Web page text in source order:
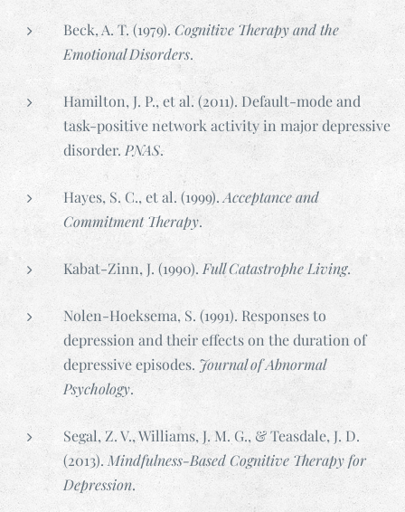
Beck, A. T. (1979). Cognitive Therapy and the
Emotional Disorders.
Hamilton, J. P., et al. (2011). Default-mode and
task-positive network activity in major depressive
disorder. PNAS.
Hayes, S. C., et al. (1999).Acceptance and
Commitment Therapy.
Kabat-Zinn, J. (1990).Full Catastrophe Living.
Nolen-Hoeksema, S. (1991). Responses to
depression and their effects on the duration of
depressive episodes. Journal of Abnormal
Psychology.
Segal, Z. V., Williams, J. M. G., & Teasdale, J. D.
(2013).Mindfulness-Based Cognitive Therapy for
Depression.